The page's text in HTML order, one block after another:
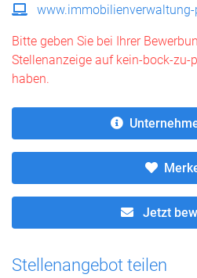
Bitte geben Sie bei Ihrer
Stellenanzeige auf kein-bock-zu-
haben.
Jetzt
Stellenangebot teilen